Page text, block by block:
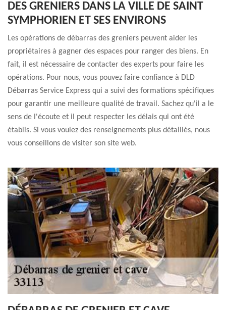
DES GRENIERS DANS LA VILLE DE SAINT
SYMPHORIEN ET SES ENVIRONS
Les opérations de débarras des greniers peuvent aider les
propriétaires à gagner des espaces pour ranger des biens. En
fait, il est nécessaire de contacter des experts pour faire les
opérations. Pour nous, vous pouvez faire confiance à DLD
Débarras Service Express qui a suivi des formations spécifiques
pour garantir une meilleure qualité de travail. Sachez qu'il a le
sens de l'écoute et il peut respecter les délais qui ont été
établis. Si vous voulez des renseignements plus détaillés, nous
vous conseillons de visiter son site web.